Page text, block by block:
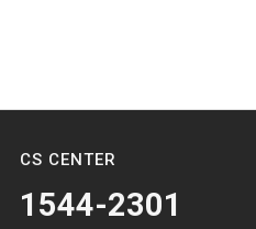
CS CENTER
1544-2301